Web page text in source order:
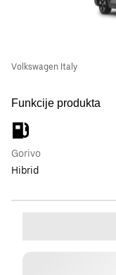
Volkswagen Italy
Funkcije produkta
Gorivo
Hibrid